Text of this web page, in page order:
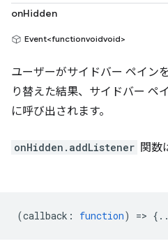
onHidden
Event<functionvoidvoid>
ユーザーがサイドバー ペイン
り替えた結果、サイドバー ペ
に呼び出されます。
onHidden.addListener 関数
(callback : function) =>